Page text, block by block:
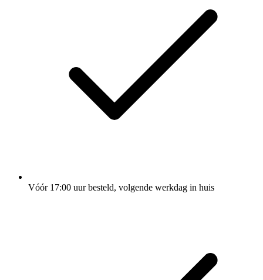
Vóór 17:00 uur besteld, volgende werkdag in huis